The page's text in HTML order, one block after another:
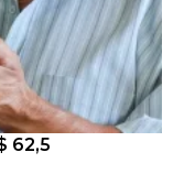
62,5